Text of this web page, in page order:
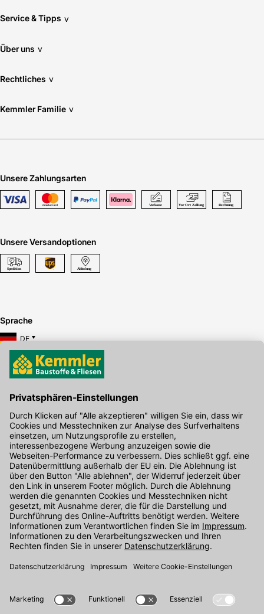
Service & Tipps v
Über uns v
Rechtliches v
Kemmler Familie v
Unsere Zahlungsarten
Unsere Versandoptionen
Sprache
DE
Hier gibt's die kostenlose App
Kontakt
Unser Onlineshop Team ist montags bis freitags von 08:00 - 17:00
Uhr unter der Telefonnummer07071 / 151-151für Sie erreichbar.
Alternativ können Sie unser Kontaktformular nutzen.
Den Kontakt direkt in unsere Niederlassungen finden Sie